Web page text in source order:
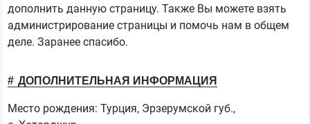
дополнить данную страницу. Также Вы можете взять
администрирование страницы и помочь нам в общем
деле. Заранее спасибо.
ДОПОЛНИТЕЛЬНАЯ ИНФОРМАЦИЯ
Место рождения: Турция, Эрзерумской губ.,